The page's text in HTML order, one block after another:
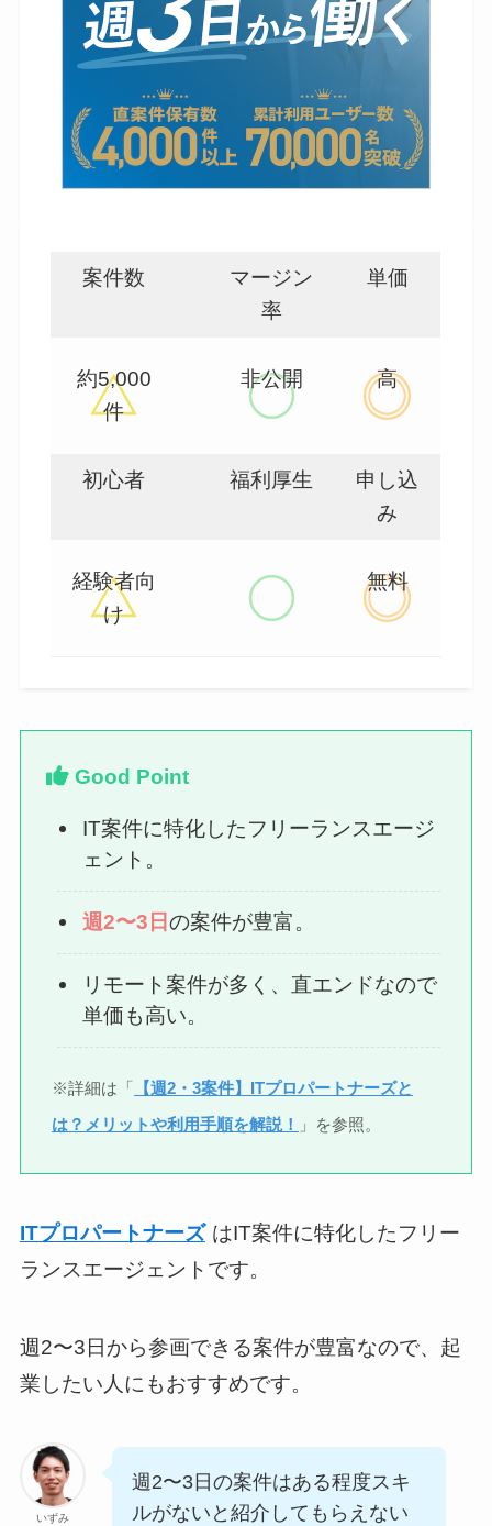
案件数
マージン
率
単価
約5,000
件
非公開 高
初心者 福利厚生
申し込
み
経験者向
け
無料
Good Point
IT案件に特化したフリーランスエージ
ェント。
週2〜3日の案件が豊富。
リモート案件が多く、直エンドなので
単価も高い。
※詳細は「 【週2・3案件】ITプロパートナーズと
は？メリットや利用手順を解説！
」を参照。
ITプロパートナーズ はIT案件に特化したフリー
ランスエージェントです。
週2〜3日から参画できる案件が豊富なので、起
業したい人にもおすすめです。
いずみ
週2〜3日の案件はある程度スキ
ルがないと紹介してもらえない